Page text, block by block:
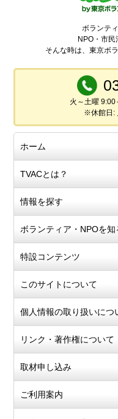
ボランテ
NPO・市民
そんな時は、東京ボ
火～土曜
※休館日:
ホーム
TVACとは？
情報を探す
ボランティア・NPOを知
特設コンテンツ
このサイトについて
個人情報の取り扱いにつ
リンク・著作権について
取材申し込み
ご利用案内